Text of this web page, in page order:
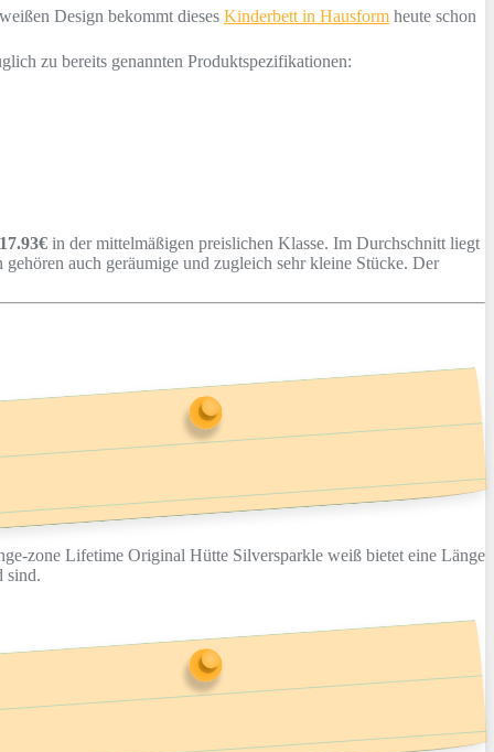
Design bekommt dieses Kinderbett in Hausform heute schon
zu bereits genannten Produktspezifikationen:
in der mittelmäßigen preislichen Klasse. Im Durchschnitt liegt
auch geräumige und zugleich sehr kleine Stücke. Der
zone Lifetime Original Hütte Silversparkle weiß bietet eine Länge
sind.